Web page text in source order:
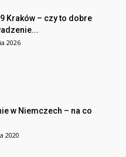
Kraków – czy to dobre
2026
w Niemczech – na co
2020